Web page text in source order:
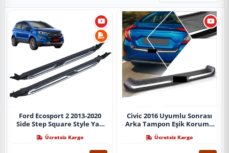
Ford Ecosport 2 2013-2020
Side Step Square Style Yan
Ücretsiz Kargo
Civic 2016 Uyumlu Sonrası
Arka Tampon Eşik Koruma
Ücretsiz Kargo